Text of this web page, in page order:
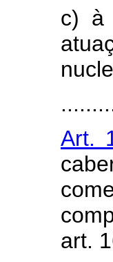
c) à
Art.
art.